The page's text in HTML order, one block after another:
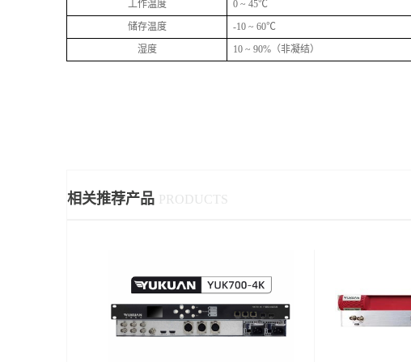
工作温度 0 ~ 45℃
储存温度
-10 ~ 60℃
湿度
10 ~ 90% （非凝结）
相关推荐产品 PRODUCTS